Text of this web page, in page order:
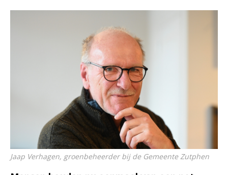
Jaap Verhagen, groenbeheerder bij de Gemeente Zutphen